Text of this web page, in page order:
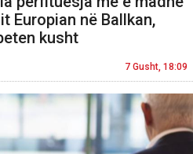
Europian në Ballkan,
kusht
7 Gusht, 18:09